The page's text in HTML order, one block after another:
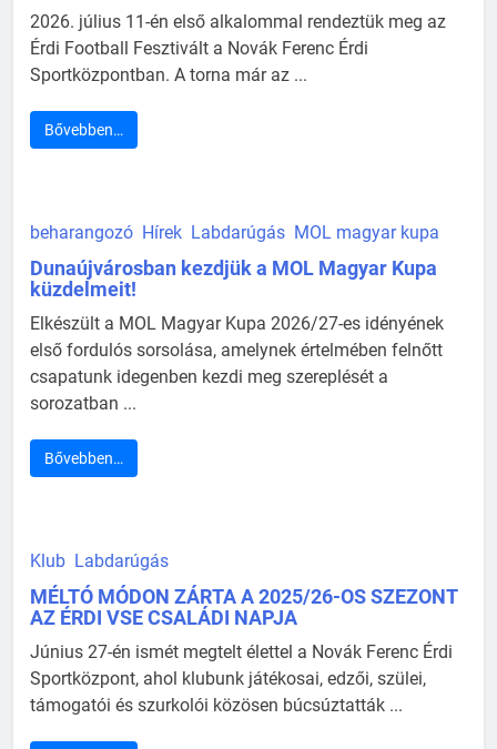
2026. július 11-én első alkalommal rendeztük meg az
Érdi Football Fesztivált a Novák Ferenc Érdi
Sportközpontban. A torna már az ...
Bővebben…
beharangozó Hírek Labdarúgás MOL magyar kupa
Dunaújvárosban kezdjük a MOL Magyar Kupa
küzdelmeit!
Elkészült a MOL Magyar Kupa 2026/27-es idényének
első fordulós sorsolása, amelynek értelmében felnőtt
csapatunk idegenben kezdi meg szereplését a
sorozatban ...
Bővebben…
Klub Labdarúgás
MÉLTÓ MÓDON ZÁRTA A 2025/26-OS SZEZONT
AZ ÉRDI VSE CSALÁDI NAPJA
Június 27-én ismét megtelt élettel a Novák Ferenc Érdi
Sportközpont, ahol klubunk játékosai, edzői, szülei,
támogatói és szurkolói közösen búcsúztatták ...